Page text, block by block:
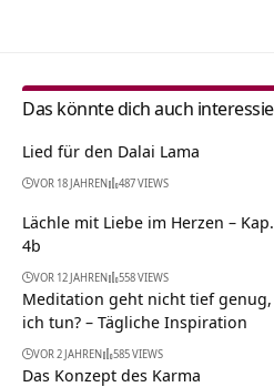
Das könnte dich auch
Lied für den Dalai Lama
VOR 18 JAHREN 487 VIEWS
Lächle mit Liebe im Herzen –
4b
VOR 12 JAHREN 558 VIEWS
Meditation geht nicht tief genug,
ich tun? – Tägliche Inspiration
VOR 2 JAHREN 585 VIEWS
Das Konzept des Karma